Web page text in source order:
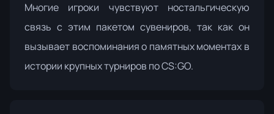
Многие игроки чувствуют ностальгическую
связь с этим пакетом сувениров, так как он
вызывает воспоминания о памятных моментах в
истории крупных турниров по CS:GO.